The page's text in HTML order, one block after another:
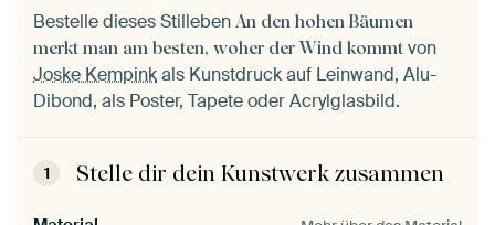
Bestelle dieses Stilleben An den hohen Bäumen
merkt man am besten, woher der Wind kommt von
Joske Kempinkals Kunstdruck auf Leinwand, Alu-
Dibond, als Poster, Tapete oder Acrylglasbild.
1 Stelle dir dein Kunstwerk zusammen